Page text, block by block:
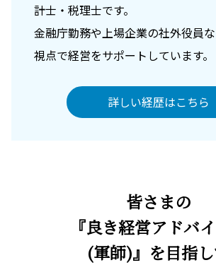
計士・税理士です。
金融庁勤務や上場企業の社外役員
視点で経営をサポートしています。
詳しい経歴はこちら
皆さまの
『良き経営アドバ
(軍師)』を目指